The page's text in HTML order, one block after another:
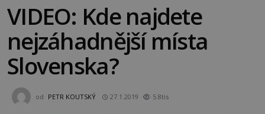
VIDEO: Kde najdete
nejzáhadnější místa
Slovenska?
od PETR KOUTSKÝ 27.1.2019 5.8tis